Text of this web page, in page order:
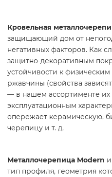
Кровельная
защищающий дом от
негативных факторов. Как
защитно-декоративным
устойчивости к
ржавчины (свойства
— в нашем ассортименте их
эксплуатационным
опережает керамическую,
черепицу и т. д.
Металлочерепица Modern
тип профиля, геометрия